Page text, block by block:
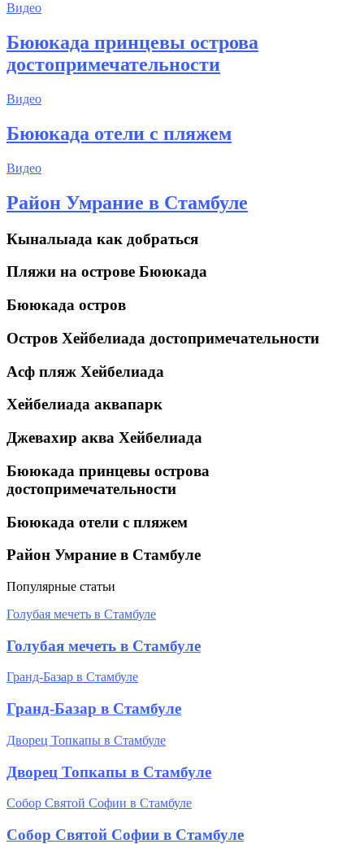
Видео
Бююкада принцевы острова
достопримечательности
Видео
Бююкада отели с пляжем
Видео
Район Умрание в Стамбуле
Кыналыада как добраться
Пляжи на острове Бююкада
Бююкада остров
Остров Хейбелиада достопримечательности
Асф пляж Хейбелиада
Хейбелиада аквапарк
Джевахир аква Хейбелиада
Бююкада принцевы острова
достопримечательности
Бююкада отели с пляжем
Район Умрание в Стамбуле
Популярные статьи
Голубая мечеть в Стамбуле
Голубая мечеть в Стамбуле
Гранд-Базар в Стамбуле
Гранд-Базар в Стамбуле
Дворец Топкапы в Стамбуле
Дворец Топкапы в Стамбуле
Собор Святой Софии в Стамбуле
Собор Святой Софии в Стамбуле